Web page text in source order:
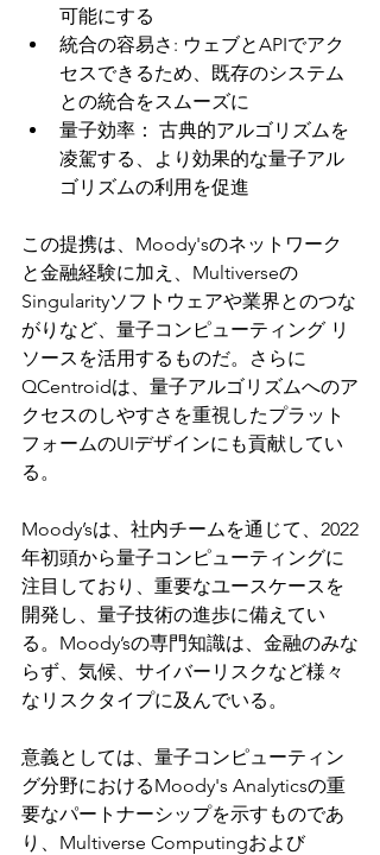
可能にする
統合の容易さ: ウェブとAPIでアク
セスできるため、既存のシステム
との統合をスムーズに
量子効率： 古典的アルゴリズムを
凌駕する、より効果的な量子アル
ゴリズムの利用を促進
この提携は、Moody'sのネットワーク
と金融経験に加え、Multiverseの
Singularityソフトウェアや業界とのつな
がりなど、量子コンピューティング リ
ソースを活用するものだ。さらに
QCentroidは、量子アルゴリズムへのア
クセスのしやすさを重視したプラット
フォームのUIデザインにも貢献してい
る。
Moody’sは、社内チームを通じて、2022
年初頭から量子コンピューティングに
注目しており、重要なユースケースを
開発し、量子技術の進歩に備えてい
る。Moody’sの専門知識は、金融のみな
らず、気候、サイバーリスクなど様々
なリスクタイプに及んでいる。
意義としては、量子コンピューティン
グ分野におけるMoody's Analyticsの重
要なパートナーシップを示すものであ
り、Multiverse Computingおよび